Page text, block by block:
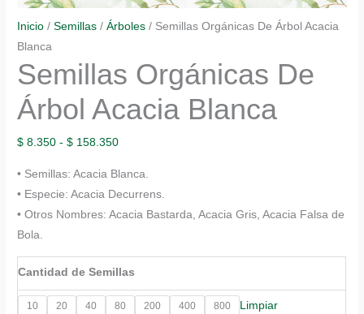
Inicio /Semillas /Árboles / Semillas Orgánicas De Árbol Acacia
Blanca
Semillas Orgánicas De
Árbol Acacia Blanca
$ 8.350 - $ 158.350Rango
• Semillas: Acacia Blanca.
• Especie: Acacia Decurrens.
• Otros Nombres: Acacia Bastarda, Acacia Gris, Acacia Falsa de
Bola.
Cantidad de Semillas
10 20 40 80 200 400 800 Limpiar